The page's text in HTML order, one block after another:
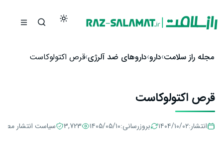
مجله راز سلامت دارو داروهای ضد آلرژی قرص اکتولوکاست
قرص اکتولوکاست
انتشار:۱۴۰۴/۱۰/۰۲ بروزرسانی:۱۴۰۵/۰۵/۱۰ 3,723 سیاست انتشار